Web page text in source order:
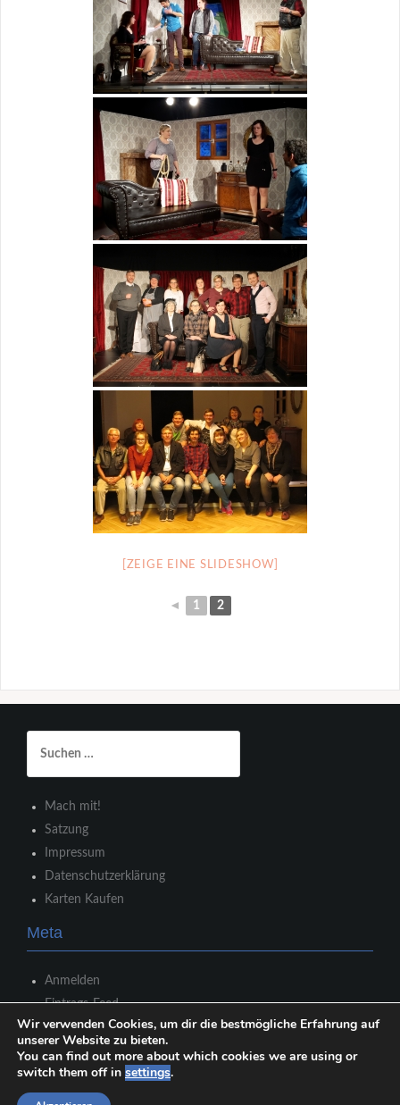
[ZEIGE EINE SLIDESHOW]
◄ 1 2
nach:
Mach mit!
Satzung
Impressum
Datenschutzerklärung
Karten Kaufen
Meta
Anmelden
Eintrags-Feed
Kommentar-Feed
WordPress.org
Wir verwenden Cookies, um dir die bestmögliche Erfahrung auf
unserer Website zu bieten.
You can find out more about which cookies we are using or
switch them off in settings.